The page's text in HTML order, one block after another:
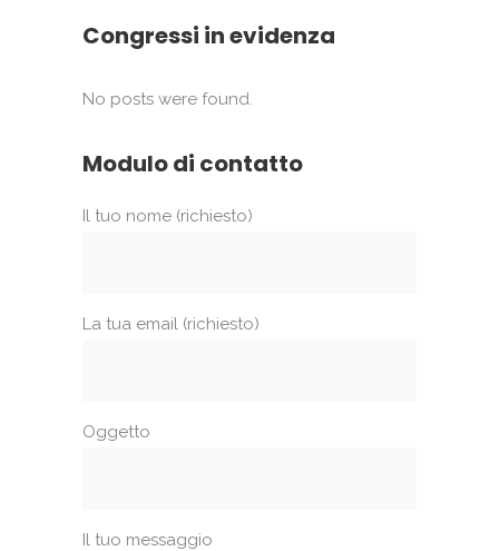
Congressi in evidenza
No posts were found.
Modulo di contatto
Il tuo nome (richiesto)
La tua email (richiesto)
Oggetto
Il tuo messaggio